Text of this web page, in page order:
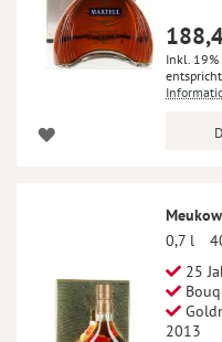
Inkl. 19%
0,7 l
25
2013